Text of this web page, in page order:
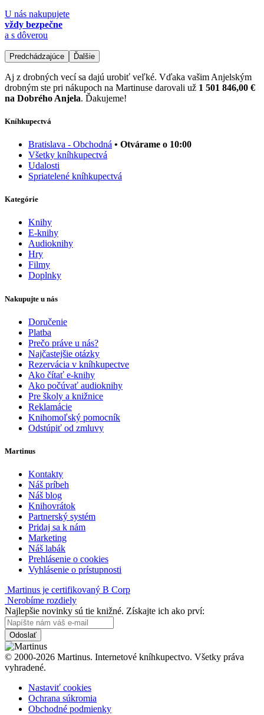
U nás nakupujete
vždy bezpečne
a s dôverou
Predchádzajúce Ďalšie
Aj z drobných vecí sa dajú urobiť veľké. Vďaka vašim Anjelským
drobným ste pri nákupoch na Martinuse darovali už 1 501 846,00 €
na Dobrého Anjela. Ďakujeme!
Kníhkupectvá
Bratislava - Obchodná • Otvárame o 10:00
Všetky kníhkupectvá
Udalosti
Spriatelené kníhkupectvá
Kategórie
Knihy
E-knihy
Audioknihy
Hry
Filmy
Doplnky
Nakupujte u nás
Doručenie
Platba
Prečo práve u nás?
Najčastejšie otázky
Rezervácia v kníhkupectve
Ako čítať e-knihy
Ako počúvať audioknihy
Pre školy a knižnice
Reklamácie
Knihomoľský pomocník
Odstúpiť od zmluvy
Martinus
Kontakty
Náš príbeh
Náš blog
Knihovrátok
Partnerský systém
Pridaj sa k nám
Marketing
Náš labák
Prehlásenie o cookies
Vyhlásenie o prístupnosti
Martinus je certifikovaný B Corp
Nerobíme rozdiely
Najlepšie novinky sú tie knižné. Získajte ich ako prví:
Odoslať
© 2000-2026 Martinus. Internetové kníhkupectvo. Všetky práva
vyhradené.
Nastaviť cookies
Ochrana súkromia
Obchodné podmienky